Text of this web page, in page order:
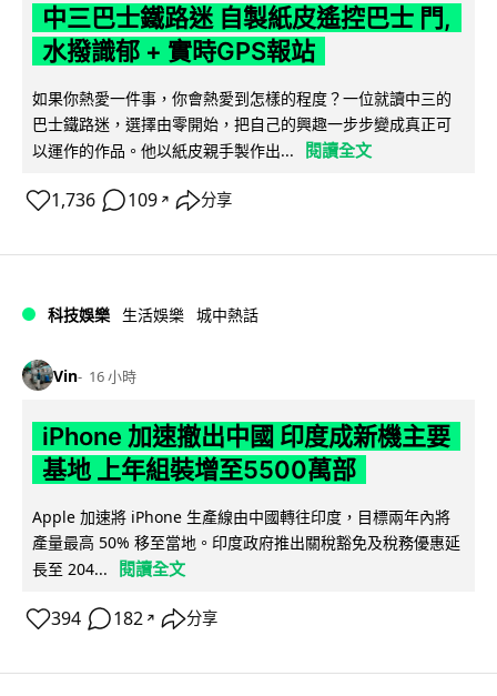
中三巴士鐵路迷 自製紙皮遙控巴士 門,
水撥識郁 + 實時GPS報站
如果你熱愛一件事，你會熱愛到怎樣的程度？一位就讀中三的
巴士鐵路迷，選擇由零開始，把自己的興趣一步步變成真正可
以運作的作品。他以紙皮親手製作出...
閱讀全文
1,736 109 ↗ 分享
科技娛樂 生活娛樂 城中熱話
Vin 16 小時
iPhone 加速撤出中國 印度成新機主要
基地 上年組裝增至5500萬部
Apple 加速將 iPhone 生產線由中國轉往印度，目標兩年內將
產量最高 50% 移至當地。印度政府推出關稅豁免及稅務優惠延
長至 204...
閱讀全文
394 182 ↗ 分享